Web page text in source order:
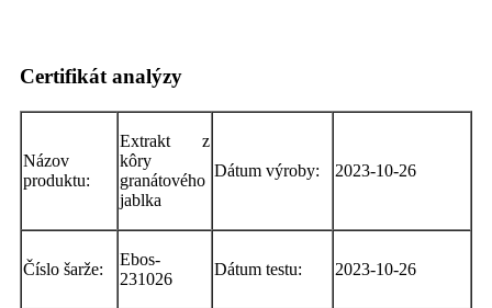
Certifikát analýzy
Názov
produktu:
Extrakt z
kôry
granátového
jablka
Dátum výroby: 2023-10-26
Číslo šarže:
Ebos-
231026
Dátum testu: 2023-10-26